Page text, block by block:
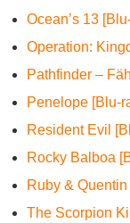
Ocean’s 13
Operation:
Pathfinder –
Penelope [Blu-
Resident Evil
Rocky Balboa
Ruby & Quentin
The Scorpion